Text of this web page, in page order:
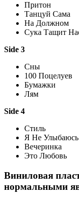
Притон
Танцуй Сама
На Должном
Сука Тащит
Side 3
Сны
100 Поцелуев
Бумажки
Лям
Side 4
Стиль
Я Не Улыбаюсь
Вечеринка
Это Любовь
Виниловая
нормальными